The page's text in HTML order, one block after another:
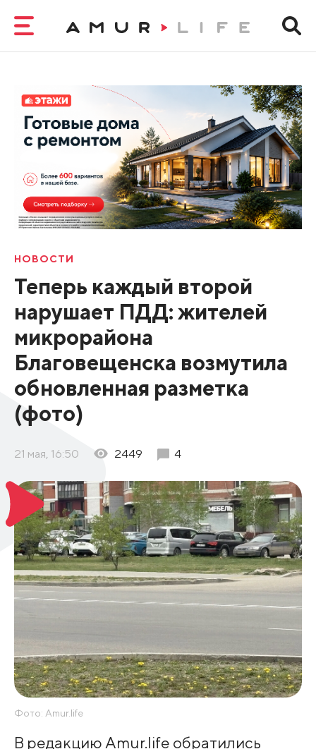
НОВОСТИ
Теперь каждый второй
нарушает ПДД: жителей
микрорайона
Благовещенска возмутила
обновленная разметка
(фото)
21 мая, 16:50 2449 4
Фото: Amur.life
В редакцию Amur.life обратились